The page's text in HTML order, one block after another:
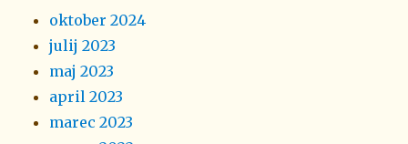
oktober 2024
julij 2023
maj 2023
april 2023
marec 2023